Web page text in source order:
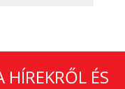
HÍREKRŐL ÉS